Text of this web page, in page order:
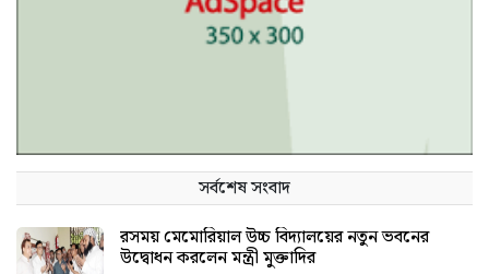
সর্বশেষ সংবাদ
রসময় মেমোরিয়াল উচ্চ বিদ্যালয়ের নতুন ভবনের
উদ্বোধন করলেন মন্ত্রী মুক্তাদির